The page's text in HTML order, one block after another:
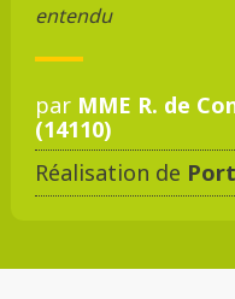
entendu
par MME R. de
(14110)
Réalisation de